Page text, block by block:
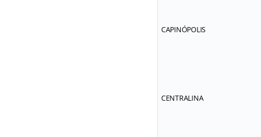
CAPINÓPOLIS
CENTRALINA